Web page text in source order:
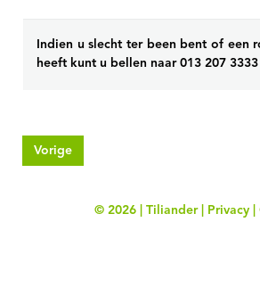
Indien u slecht ter been bent of een
heeft kunt u bellen naar 013 207 3333
Vorige
© 2026 | Tiliander | Privacy|